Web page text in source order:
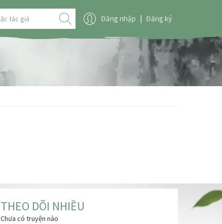
Đăng nhập | Đăng ký
THEO DÕI NHIỀU
Chưa có truyện nào